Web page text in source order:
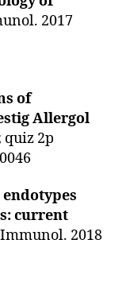
2017
of
Allergol
quiz 2p
current
2018